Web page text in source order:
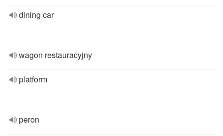
dining car
wagon restauracyjny
platform
peron